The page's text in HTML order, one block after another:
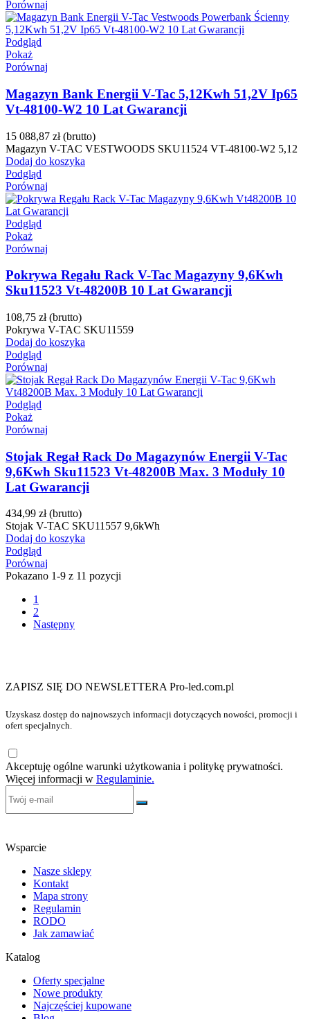
Porównaj
Podgląd
Pokaż
Porównaj
Magazyn Bank Energii V-Tac 5,12Kwh 51,2V Ip65
Vt-48100-W2 10 Lat Gwarancji
15 088,87 zł (brutto)
Magazyn V-TAC VESTWOODS SKU11524 VT-48100-W2 5,12
Dodaj do koszyka
Podgląd
Porównaj
Podgląd
Pokaż
Porównaj
Pokrywa Regału Rack V-Tac Magazyny 9,6Kwh
Sku11523 Vt-48200B 10 Lat Gwarancji
108,75 zł (brutto)
Pokrywa V-TAC SKU11559
Dodaj do koszyka
Podgląd
Porównaj
Podgląd
Pokaż
Porównaj
Stojak Regał Rack Do Magazynów Energii V-Tac
9,6Kwh Sku11523 Vt-48200B Max. 3 Moduły 10
Lat Gwarancji
434,99 zł (brutto)
Stojak V-TAC SKU11557 9,6kWh
Dodaj do koszyka
Podgląd
Porównaj
Pokazano 1-9 z 11 pozycji
1
2
Następny
ZAPISZ SIĘ DO NEWSLETTERA Pro-led.com.pl
Uzyskasz dostęp do najnowszych informacji dotyczących nowości, promocji i
ofert specjalnych.
Akceptuję ogólne warunki użytkowania i politykę prywatności.
Więcej informacji w Regulaminie.
Wsparcie
Nasze sklepy
Kontakt
Mapa strony
Regulamin
RODO
Jak zamawiać
Katalog
Oferty specjalne
Nowe produkty
Najczęściej kupowane